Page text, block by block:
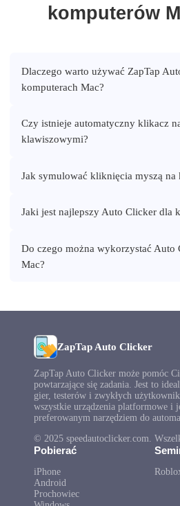
komputerów
Dlaczego warto używać ZapTap
komputerach Mac?
Czy istnieje automatyczny klikacz
klawiszowymi?
Jak symulować kliknięcia myszą na
Jaki jest najlepszy Auto Clicker dla
Do czego można wykorzystać
Mac?
ZapTap Auto Clicker
ZapTap Auto Clicker może pomóc
powtarzające się zadania. Jest to
gier, testerów i zwykłych
wszystkie urządzenia platformowe i
preferowanym narzędziem do
© 2025 speedautoclicker.com.
Pobierać
iPhone
Android
Prochowiec